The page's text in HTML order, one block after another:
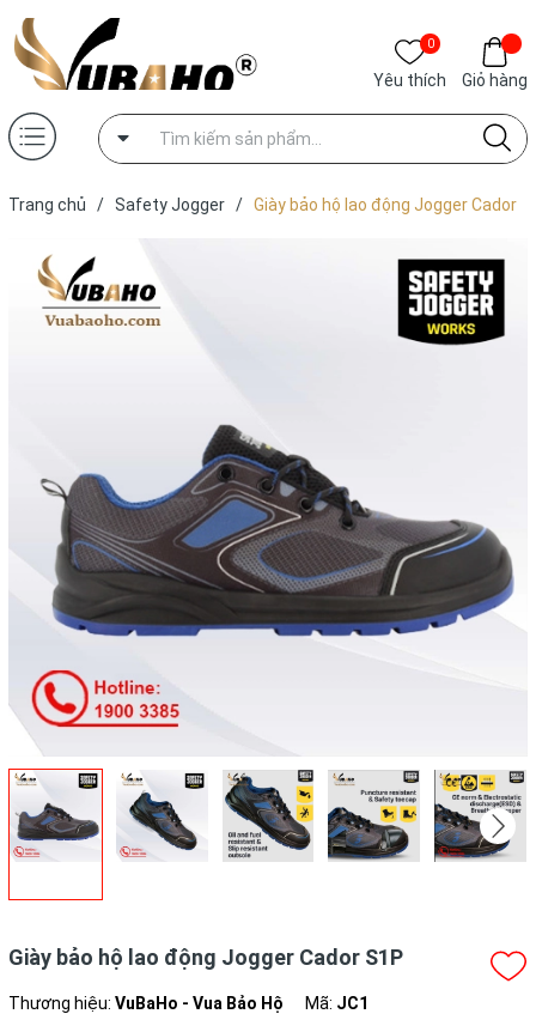
0
Yêu thích Giỏ hàng
Trang chủ / Safety Jogger / Giày bảo hộ lao động Jogger Cador
Giày bảo hộ lao động Jogger Cador S1P
Thương hiệu: VuBaHo - Vua Bảo Hộ Mã: JC1